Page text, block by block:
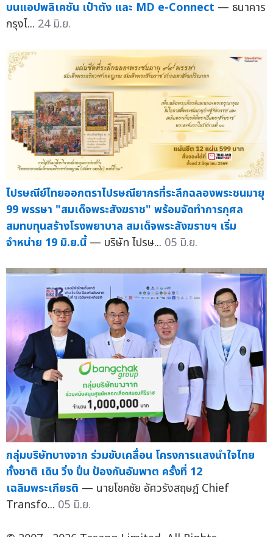
บนแอปพลิเคชัน เป๋าตัง และ MD e-Connect — ธนาคาร
กรุงไ... 24 มิ.ย.
ไปรษณีย์ไทยออกตราไปรษณียากรที่ระลึกฉลองพระชนมายุ
99 พรรษา "สมเด็จพระสังฆราช" พร้อมจัดทำการกุศล
สมทบทุนสร้างโรงพยาบาล สมเด็จพระสังฆราชฯ เริ่ม
จำหน่าย 19 มิ.ย.นี้ — บริษัท ไปรษ... 05 มิ.ย.
กลุ่มบริษัทบางจาก ร่วมขับเคลื่อน โครงการแสงนำใจไทย
ทั้งชาติ เดิน วิ่ง ปั่น ป้องกันอัมพาต ครั้งที่ 12
เฉลิมพระเกียรติ — นายโชคชัย อัศวรังสฤษฎ์ Chief
Transfo... 05 มิ.ย.